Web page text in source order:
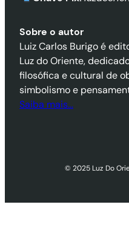
Sobre o autor
Luiz Carlos Burigo é
Luz do Oriente,
filosófica e cultural de
simbolismo e
Saiba mais…
© 2025 Luz Do